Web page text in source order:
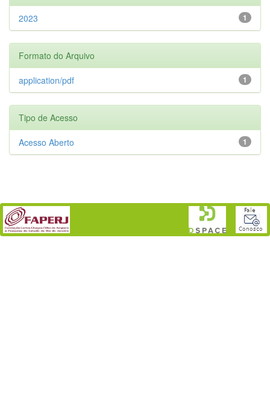
1
2023
Formato do Arquivo
1
application/pdf
Tipo de Acesso
1
Acesso Aberto